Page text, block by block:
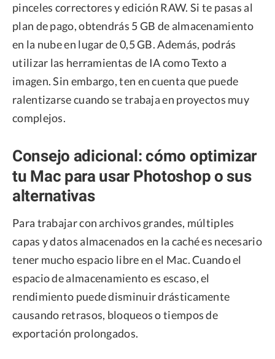
pinceles correctores y edición RAW. Si te pasas al
plan de pago, obtendrás 5 GB de almacenamiento
en la nube en lugar de 0,5 GB. Además, podrás
utilizar las herramientas de IA como Texto a
imagen. Sin embargo, ten en cuenta que puede
ralentizarse cuando se trabaja en proyectos muy
complejos.
Consejo adicional: cómo optimizar
tu Mac para usar Photoshop o sus
alternativas
Para trabajar con archivos grandes, múltiples
capas y datos almacenados en la caché es necesario
tener mucho espacio libre en el Mac. Cuando el
espacio de almacenamiento es escaso, el
rendimiento puede disminuir drásticamente
causando retrasos, bloqueos o tiempos de
exportación prolongados.